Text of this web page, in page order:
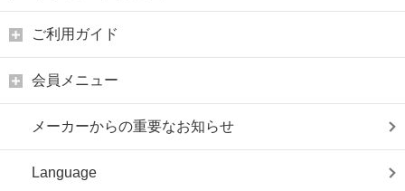
ご利用ガイド
会員メニュー
メーカーからの重要なお知らせ
Language